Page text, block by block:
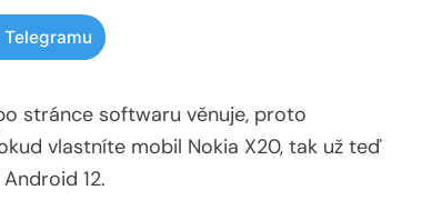
stránce softwaru věnuje, proto
vlastníte mobil Nokia X20, tak už teď
12.